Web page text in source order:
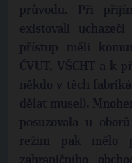
průvodu. Při
existovali
přístup měli
ČVUT, VŠCHT a k
někdo v těch
dělat musel).
posuzovala u
režim pak mělo
zahraničního